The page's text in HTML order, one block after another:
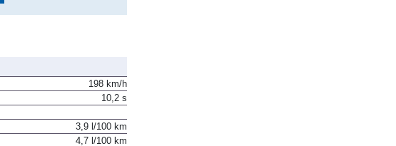
198 km/h
3,9 l/100 km